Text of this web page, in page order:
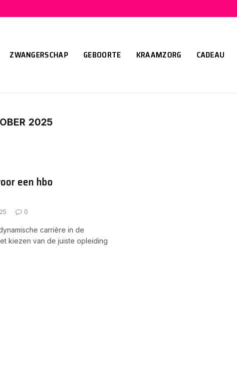
ZWANGERSCHAP GEBOORTE KRAAMZORG CADEAU
2025
een hbo
0
carrière in de
kiezen van de juiste opleiding